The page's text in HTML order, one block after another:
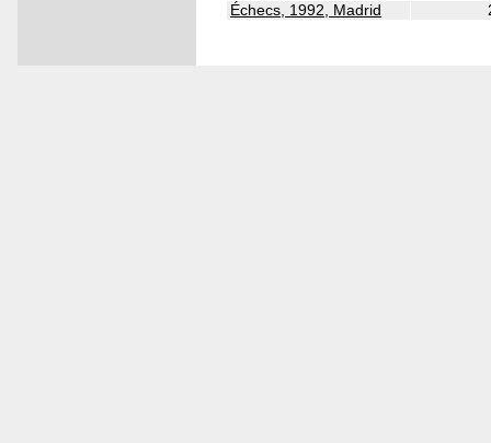
Échecs, 1992, Madrid